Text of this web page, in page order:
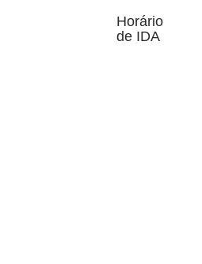
Horário
de IDA